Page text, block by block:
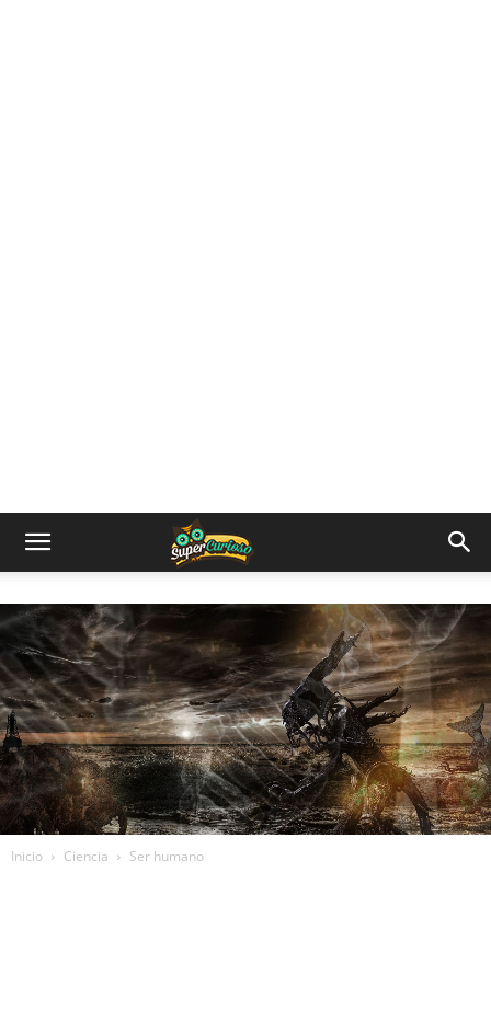
Inicio Ciencia Ser humano